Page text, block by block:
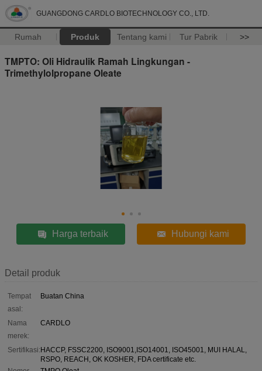
GUANGDONG CARDLO BIOTECHNOLOGY CO., LTD.
Rumah Produk Tentang kami Tur Pabrik >>
TMPTO: Oli Hidraulik Ramah Lingkungan -
Trimethylolpropane Oleate
Harga terbaik Hubungi kami
Detail produk
Tempat
asal:
Buatan China
Nama
merek:
CARDLO
Sertifikasi:HACCP, FSSC2200, ISO9001,ISO14001, ISO45001, MUI HALAL,
RSPO, REACH, OK KOSHER, FDA certificate etc.